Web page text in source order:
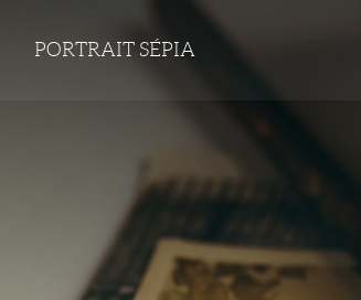
PORTRAIT SÉPIA